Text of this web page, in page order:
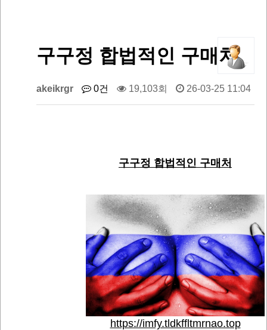
구구정 합법적인 구매처
akeikrgr 0건 19,103회 26-03-25 11:04
구구정 합법적인 구매처
https://imfy.tldkffltmrnao.top